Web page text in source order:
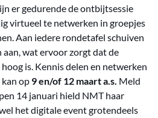
er gedurende de ontbijtsessie
virtueel te netwerken in groepjes
Aan iedere rondetafel schuiven
aan, wat ervoor zorgt dat de
is. Kennis delen en netwerken
op 9 en/of 12 maart a.s. Meld
14 januari hield NMT haar
het digitale event grotendeels